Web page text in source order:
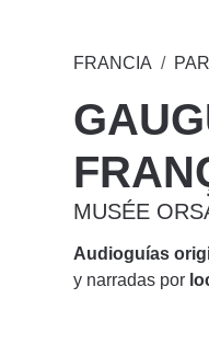
FRANCIA
MUSÉE
Audioguías
y narradas por